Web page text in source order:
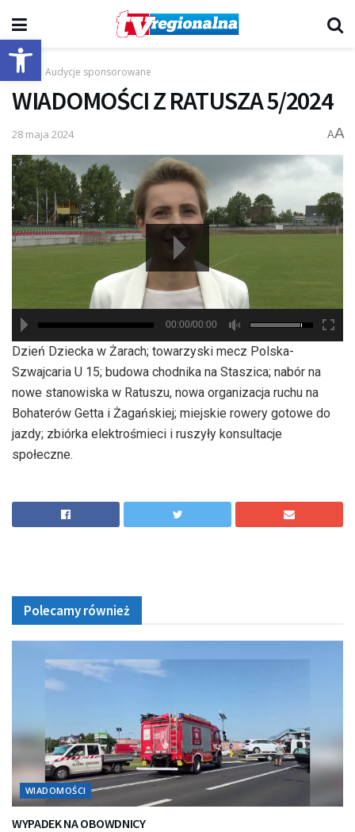
Otwórz pasek narzędzi
Start Audycje sponsorowane
WIADOMOŚCI Z RATUSZA 5/2024
28 maja 2024 AA
hd2880
hd2160
hd2160
hd1440
highres
hd1080
hd720
large
medium
small
tiny
00:00/00:00
Dzień Dziecka w Żarach; towarzyski mecz Polska-
Szwajcaria U 15; budowa chodnika na Staszica; nabór na
nowe stanowiska w Ratuszu, nowa organizacja ruchu na
Bohaterów Getta i Żagańskiej; miejskie rowery gotowe do
jazdy; zbiórka elektrośmieci i ruszyły konsultacje
społeczne.
Polecamy również
WIADOMOŚCI
WYPADEK NA OBOWDNICY